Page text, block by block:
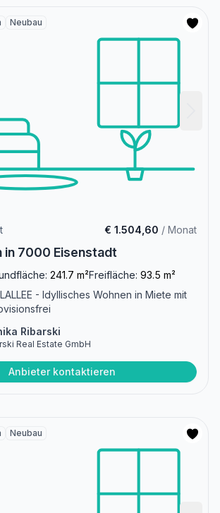
Neubau
€ 1.504,60 / Monat
in 7000 Eisenstadt
241.7 m²Freifläche: 93.5 m²
- Idyllisches Wohnen in Miete mit
Ribarski
Real Estate GmbH
Anbieter kontaktieren
Neubau